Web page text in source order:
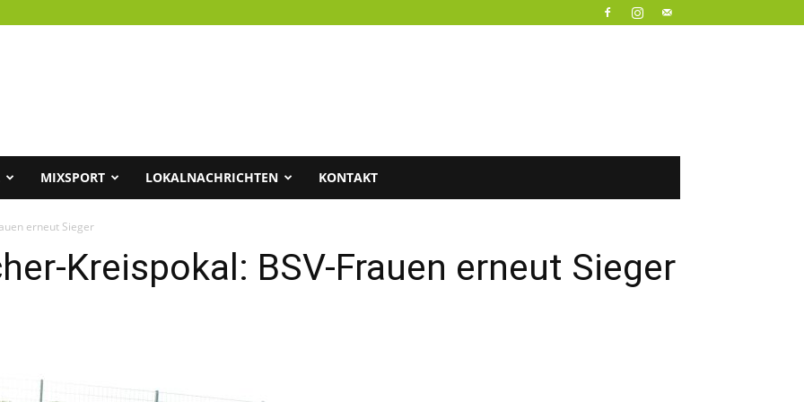
MIXSPORT LOKALNACHRICHTEN KONTAKT
erneut Sieger
Kreispokal: BSV-Frauen erneut Sieger